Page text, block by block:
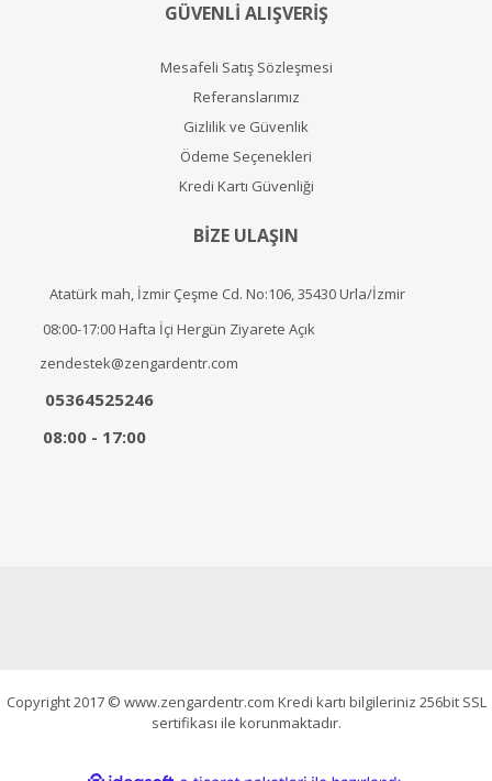
GÜVENLİ ALIŞVERİŞ
Mesafeli Satış Sözleşmesi
Referanslarımız
Gizlilik ve Güvenlik
Ödeme Seçenekleri
Kredi Kartı Güvenliği
BİZE ULAŞIN
Atatürk mah, İzmir Çeşme Cd. No:106, 35430 Urla/İzmir
08:00-17:00 Hafta İçi Hergün Ziyarete Açık
zendestek@zengardentr.com
05364525246
08:00 - 17:00
Copyright 2017 © www.zengardentr.com Kredi kartı bilgileriniz 256bit SSL
sertifikası ile korunmaktadır.